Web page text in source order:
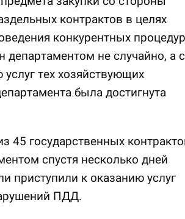
контрактов в целях
конкурентных
департаментом не случайно, а с
тех хозяйствующих
была достигнута
45 государственных
спустя несколько дней
приступили к оказанию услуг
ПДД.